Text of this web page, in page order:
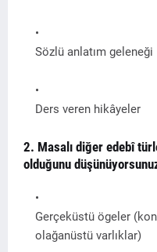
Sözlü anlatım geleneği
Ders veren hikâyeler
2. Masalı diğer edebî
olduğunu
Gerçeküstü ögeler
olağanüstü varlıklar)